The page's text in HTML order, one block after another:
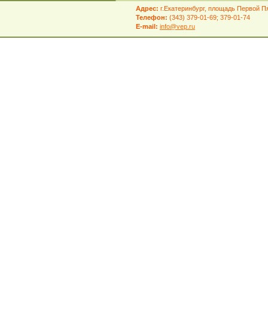
Адрес: г.Екатеринбург, площадь Первой
Телефон: (343) 379-01-69; 379-01-74
E-mail: info@vep.ru